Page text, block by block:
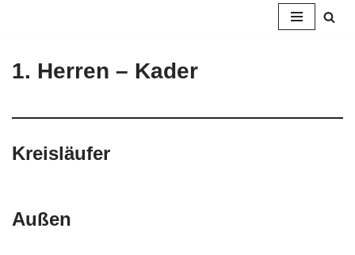
Inhalt
springen
1. Herren – Kader
Kreisläufer
Außen